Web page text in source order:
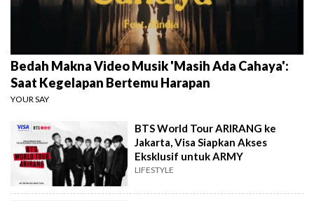
Bedah Makna Video Musik 'Masih Ada Cahaya':
Saat Kegelapan Bertemu Harapan
YOUR SAY
BTS World Tour ARIRANG ke
Jakarta, Visa Siapkan Akses
Eksklusif untuk ARMY
LIFESTYLE